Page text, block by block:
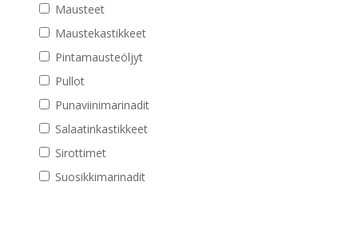
Mausteet
Maustekastikkeet
Pintamausteöljyt
Pullot
Punaviinimarinadit
Salaatinkastikkeet
Sirottimet
Suosikkimarinadit